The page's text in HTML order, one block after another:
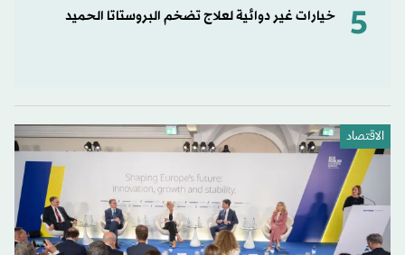
5 خيارات غير دوائية لعلاج تضخم البروستاتا الحميد
الاقتصاد